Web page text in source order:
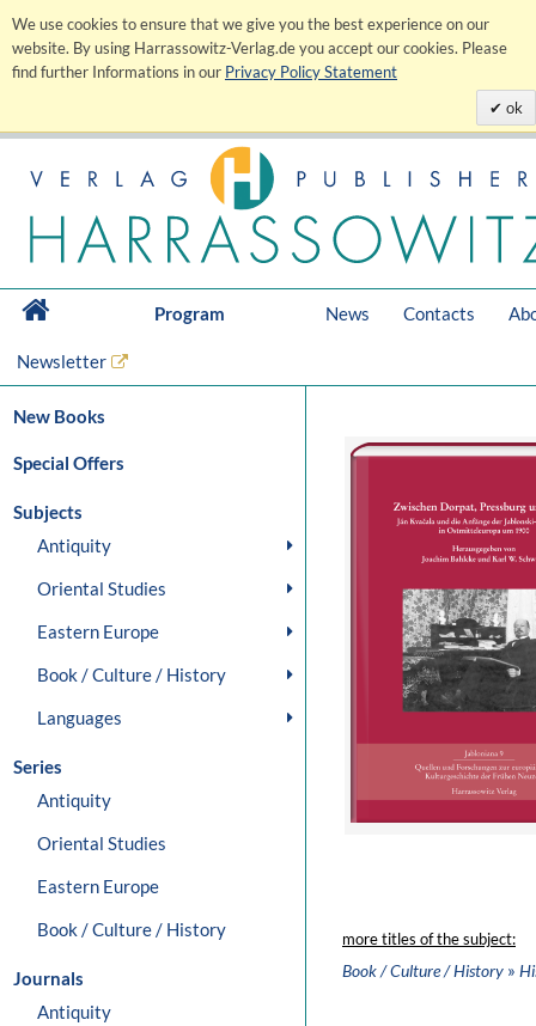
We use cookies to ensure that we give you the best experience on our
website. By using Harrassowitz-Verlag.de you accept our cookies. Please
find further Informations in our Privacy Policy Statement
ok
Program News Contacts
Newsletter
New Books
Special Offers
Subjects
Antiquity
Oriental Studies
Eastern Europe
Book / Culture / History
Languages
Series
Antiquity
Oriental Studies
Eastern Europe
Book / Culture / History
Journals
Antiquity
more titles of the subject:
Book / Culture / History »